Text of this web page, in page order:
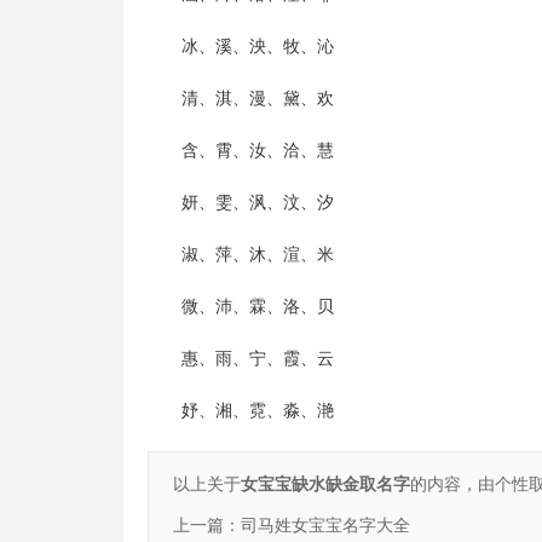
冰、溪、泱、牧、沁
清、淇、漫、黛、欢
含、霄、汝、洽、慧
妍、雯、沨、汶、汐
淑、萍、沐、渲、米
微、沛、霖、洛、贝
惠、雨、宁、霞、云
妤、湘、霓、淼、滟
以上关于女宝宝缺水缺金取名字的内容，由个性
上一篇： 司马姓女宝宝名字大全